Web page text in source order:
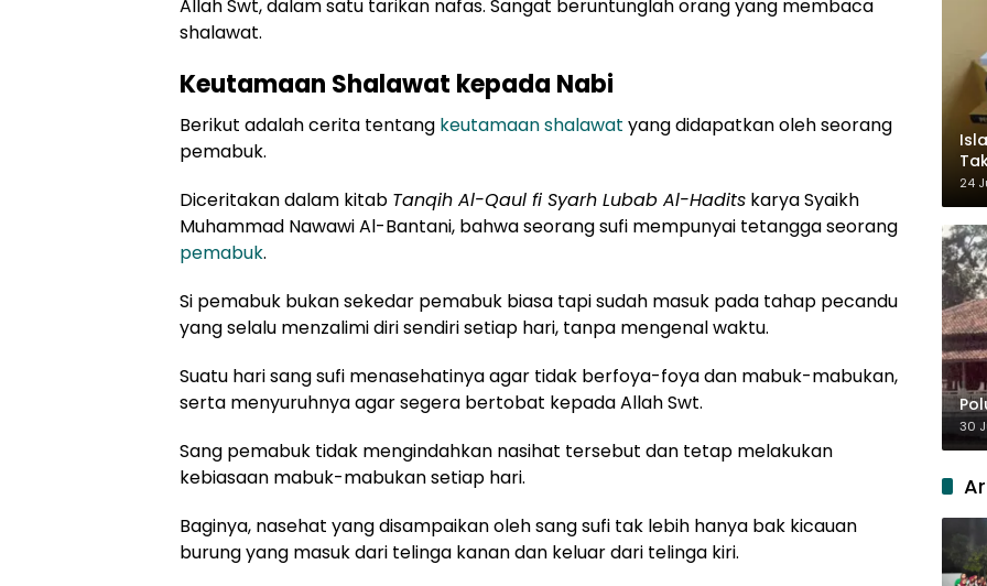
Allah Swt, dalam satu tarikan nafas. Sangat beruntunglah orang yang membaca
shalawat.
Keutamaan Shalawat kepada Nabi
Berikut adalah cerita tentang keutamaan shalawat yang didapatkan oleh seorang
pemabuk.
Diceritakan dalam kitab Tanqih Al-Qaul fi Syarh Lubab Al-Hadits karya Syaikh
Muhammad Nawawi Al-Bantani, bahwa seorang sufi mempunyai tetangga seorang
pemabuk.
Si pemabuk bukan sekedar pemabuk biasa tapi sudah masuk pada tahap pecandu
yang selalu menzalimi diri sendiri setiap hari, tanpa mengenal waktu.
Suatu hari sang sufi menasehatinya agar tidak berfoya-foya dan mabuk-mabukan,
serta menyuruhnya agar segera bertobat kepada Allah Swt.
Sang pemabuk tidak mengindahkan nasihat tersebut dan tetap melakukan
kebiasaan mabuk-mabukan setiap hari.
Baginya, nasehat yang disampaikan oleh sang sufi tak lebih hanya bak kicauan
burung yang masuk dari telinga kanan dan keluar dari telinga kiri.
24
30